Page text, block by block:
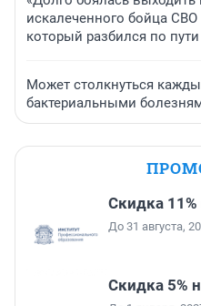
искалеченного бойца
который разбился по пути
Может столкнуться
бактериальными
Скидка
До 31 августа,
Скидка 5%